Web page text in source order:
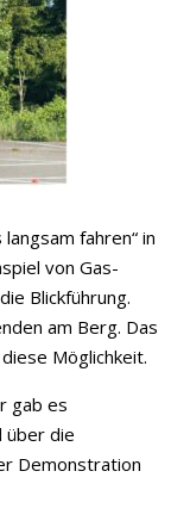
fahren“ in
von Gas-
Blickführung.
am Berg. Das
Möglichkeit.
gab es
über die
Demonstration